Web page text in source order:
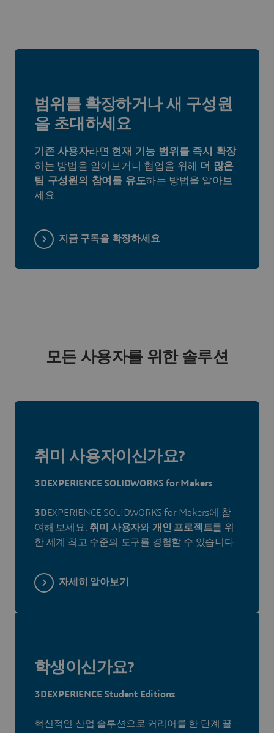
범위를 확장하거나 새 구성원
을 초대하세요
기존 사용자라면 현재 기능 범위를 즉시 확장
하는 방법을 알아보거나 협업을 위해 더 많은
팀 구성원의 참여를 유도하는 방법을 알아보
세요
지금 구독을 확장하세요
모든 사용자를 위한 솔루션
취미 사용자이신가요?
3DEXPERIENCE SOLIDWORKS for Makers
3DEXPERIENCE SOLIDWORKS for Makers에 참
여해 보세요. 취미 사용자와 개인 프로젝트를 위
한 세계 최고 수준의 도구를 경험할 수 있습니다.
자세히 알아보기
학생이신가요?
3DEXPERIENCE Student Editions
혁신적인 산업 솔루션으로 커리어를 한 단계 끌